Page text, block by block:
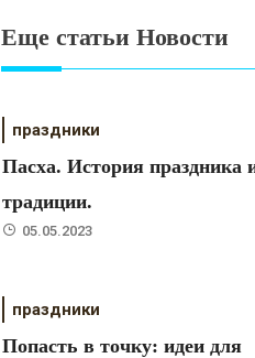
Еще статьи Новости
праздники
Пасха. История праздника
традиции.
05.05.2023
праздники
Попасть в точку: идеи для